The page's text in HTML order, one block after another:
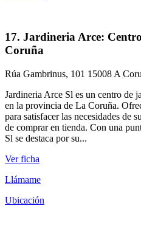
17. Jardineria Arce:
Coruña
Rúa Gambrinus, 101 15008 A
Jardineria Arce Sl es un centro de
en la provincia de La Coruña.
para satisfacer las necesidades de
de comprar en tienda. Con una
Sl se destaca por su...
Ver ficha
Llámame
Ubicación